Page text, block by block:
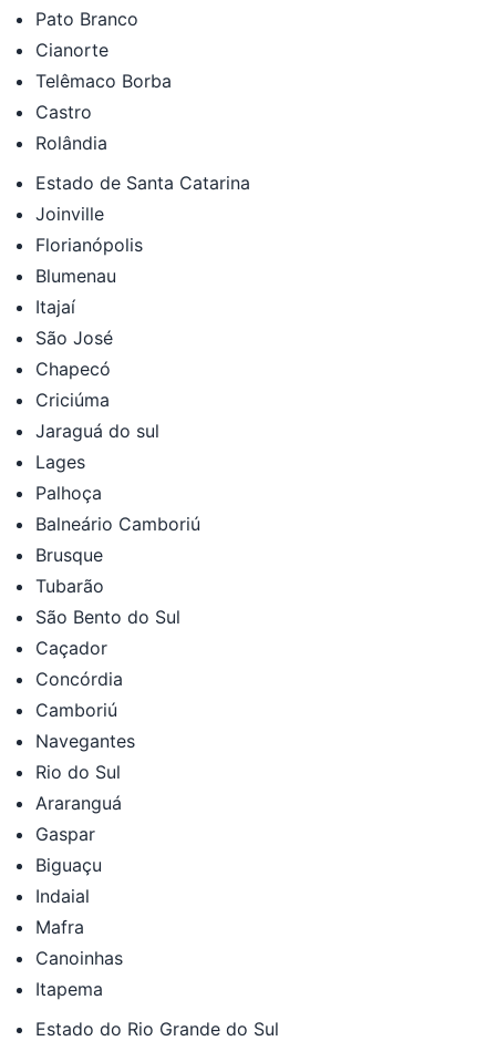
Pato Branco
Cianorte
Telêmaco Borba
Castro
Rolândia
Estado de Santa Catarina
Joinville
Florianópolis
Blumenau
Itajaí
São José
Chapecó
Criciúma
Jaraguá do sul
Lages
Palhoça
Balneário Camboriú
Brusque
Tubarão
São Bento do Sul
Caçador
Concórdia
Camboriú
Navegantes
Rio do Sul
Araranguá
Gaspar
Biguaçu
Indaial
Mafra
Canoinhas
Itapema
Estado do Rio Grande do Sul